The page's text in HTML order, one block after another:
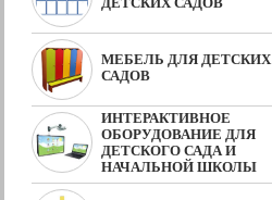
МЕБЕЛЬ ДЛЯ ДЕТСКИХ
САДОВ
ИНТЕРАКТИВНОЕ
ОБОРУДОВАНИЕ ДЛЯ
ДЕТСКОГО САДА И
НАЧАЛЬНОЙ ШКОЛЫ